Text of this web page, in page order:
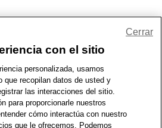
| Términos de Uso | Accesibilidad
| WA Privacy Policy | Mapa del sitio
| © 1999 - 2026 CVS.com
con el sitio
personalizada, usamos
que recopilan datos de usted y
las interacciones del sitio.
para proporcionarle nuestros
cómo interactúa con nuestro
que le ofrecemos. Podemos
Cerrar